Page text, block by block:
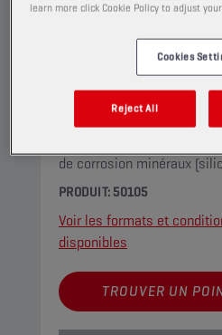
CHAMPION
MEG « lobrid » de qualité
de corrosion minéraux
PRODUIT: 50105
Voir les formats et
disponibles
TROUVER UN
learn more click Cookie Policy to adjust
Cookies
Reject All